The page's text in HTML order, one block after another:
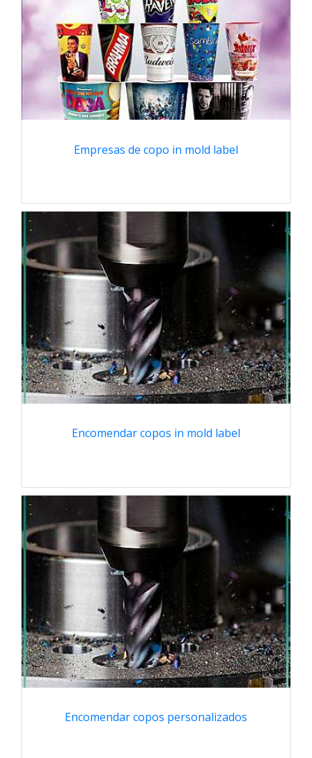
Empresas de copo in mold label
Encomendar copos in mold label
Encomendar copos personalizados